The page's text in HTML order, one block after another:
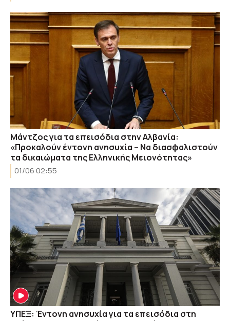
Μάντζος για τα επεισόδια στην Αλβανία:
«Προκαλούν έντονη ανησυχία – Να διασφαλιστούν
τα δικαιώματα της Ελληνικής Μειονότητας»
01/06 02:55
ΥΠΕΞ: Έντονη ανησυχία για τα επεισόδια στη